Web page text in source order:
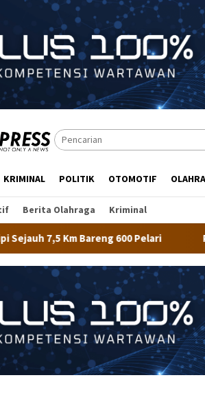
KRIMINAL POLITIK OTOMOTIF
Berita Olahraga Kriminal
PKKMB FEB UBT 2026 Diikuti